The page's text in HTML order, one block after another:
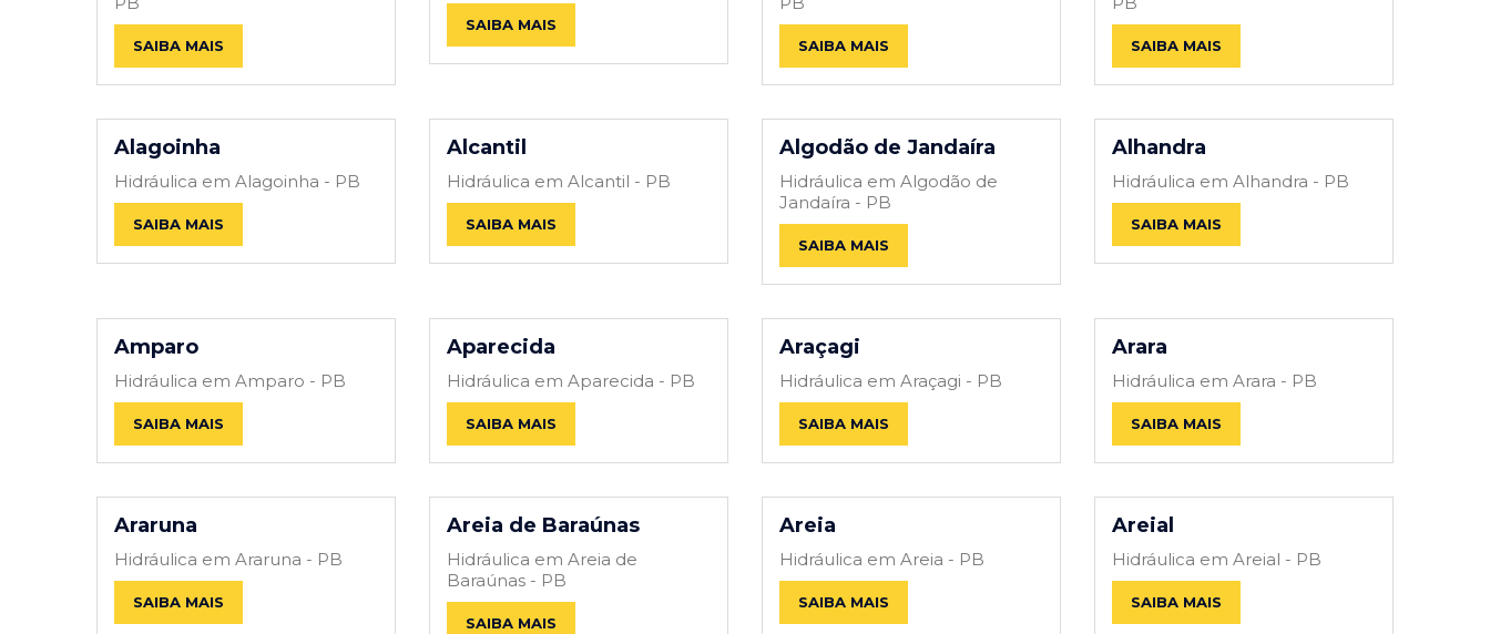
SAIBA MAIS
SAIBA MAIS
SAIBA MAIS SAIBA MAIS
Alagoinha
Hidráulica em Alagoinha - PB
SAIBA MAIS
Alcantil
Hidráulica em Alcantil - PB
SAIBA MAIS
Algodão de Jandaíra
Hidráulica em Algodão de
Jandaíra - PB
SAIBA MAIS
Alhandra
Hidráulica em Alhandra - PB
SAIBA MAIS
Amparo
Hidráulica em Amparo - PB
SAIBA MAIS
Aparecida
Hidráulica em Aparecida - PB
SAIBA MAIS
Araçagi
Hidráulica em Araçagi - PB
SAIBA MAIS
Arara
Hidráulica em Arara - PB
SAIBA MAIS
Araruna
Hidráulica em Araruna - PB
SAIBA MAIS
Areia de Baraúnas
Hidráulica em Areia de
Baraúnas - PB
SAIBA MAIS
Areia
Hidráulica em Areia - PB
SAIBA MAIS
Areial
Hidráulica em Areial - PB
SAIBA MAIS